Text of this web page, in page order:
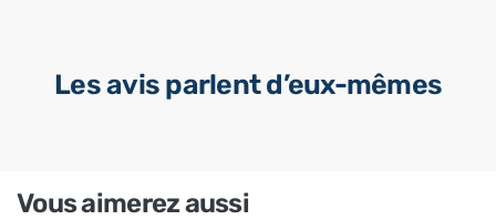
Les avis parlent d’eux-mêmes
Vous aimerez aussi